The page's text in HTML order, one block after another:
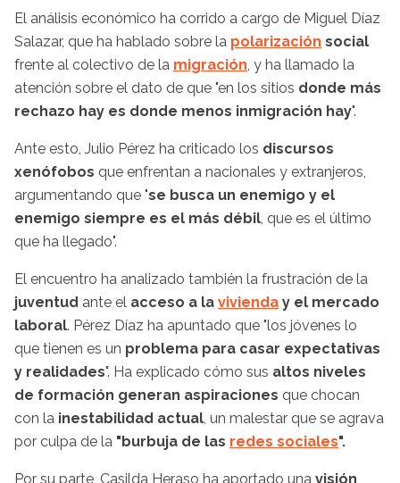
El análisis económico ha corrido a cargo de Miguel Díaz
Salazar, que ha hablado sobre la polarización social
frente al colectivo de la migración, y ha llamado la
atención sobre el dato de que "en los sitios donde más
rechazo hay es donde menos inmigración hay".
Ante esto, Julio Pérez ha criticado los discursos
xenófobos que enfrentan a nacionales y extranjeros,
argumentando que "se busca un enemigo y el
enemigo siempre es el más débil, que es el último
que ha llegado".
El encuentro ha analizado también la frustración de la
juventud ante el acceso a la vivienda y el mercado
laboral. Pérez Díaz ha apuntado que "los jóvenes lo
que tienen es un problema para casar expectativas
y realidades". Ha explicado cómo sus altos niveles
de formación generan aspiraciones que chocan
con la inestabilidad actual, un malestar que se agrava
por culpa de la "burbuja de las redes sociales".
Por su parte, Casilda Heraso ha aportado una visión